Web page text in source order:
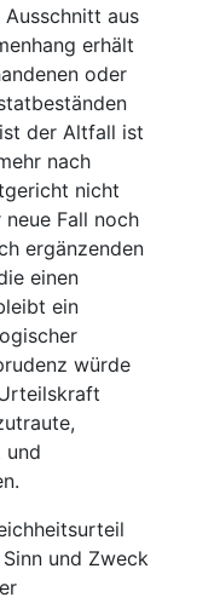
aus
erhält
oder
der Altfall ist
nach
nicht
Fall noch
ergänzenden
einen
ein
würde
und
und Zweck